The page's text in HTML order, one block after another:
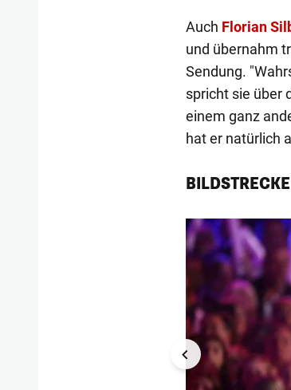
Auch Florian
und übernahm
Sendung.
spricht sie über
einem ganz
hat er natürlich